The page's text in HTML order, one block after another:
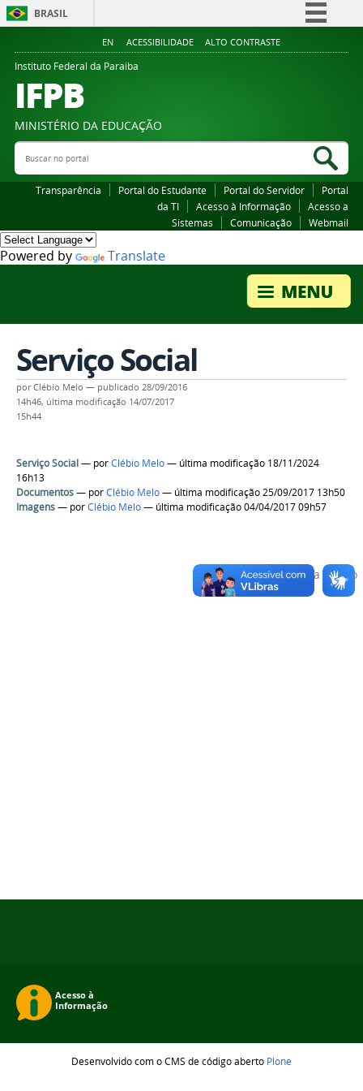
BRASIL
Simplifique!
Legislação
EN ACESSIBILIDADE ALTO CONTRASTE
Instituto Federal da Paraiba
IFPB
MINISTÉRIO DA EDUCAÇÃO
Buscar no portal
Transparência Portal do Estudante Portal do Servidor
Portal
da TI
Acesso à Informação
Acesso a
Sistemas
Comunicação Webmail
Powered by Translate
Serviço Social
porClébio Melo — publicado 28/09/2016
14h46, última modificação 14/07/2017
15h44
Serviço Social— porClébio Melo— última modificação 18/11/2024
16h13
Documentos— porClébio Melo— última modificação 25/09/2017 13h50
Imagens— porClébio Melo— última modificação 04/04/2017 09h57
Voltar para o topo
Desenvolvido com o CMS de código aberto Plone